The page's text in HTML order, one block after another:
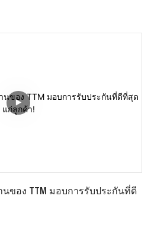
ของ TTM มอบการรับประกันที่ดี